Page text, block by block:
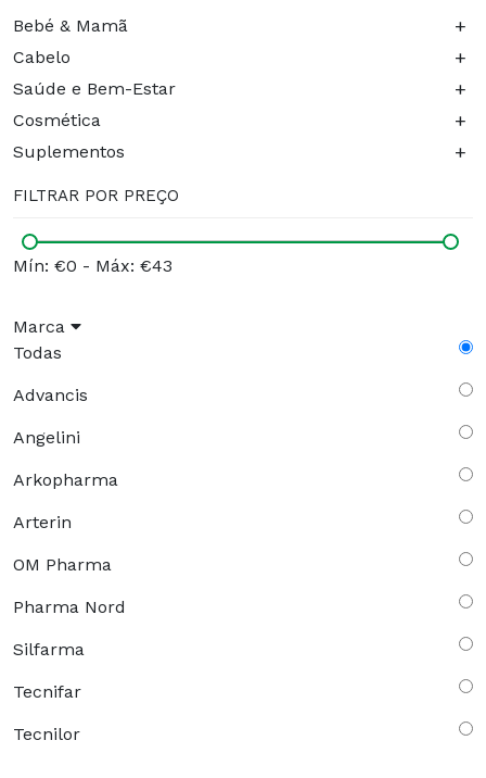
Bebé & Mamã +
Cabelo +
Saúde e Bem-Estar +
Cosmética +
Suplementos +
FILTRAR POR PREÇO
Mín: €0 - Máx: €43
Marca
Todas
Advancis
Angelini
Arkopharma
Arterin
OM Pharma
Pharma Nord
Silfarma
Tecnifar
Tecnilor